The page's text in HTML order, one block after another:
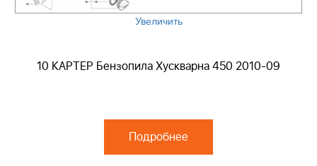
Увеличить
10 КАРТЕР Бензопила Хускварна 450 2010-09
Подробнее